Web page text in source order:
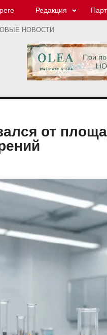
Редакция
НОВОСТИ
от